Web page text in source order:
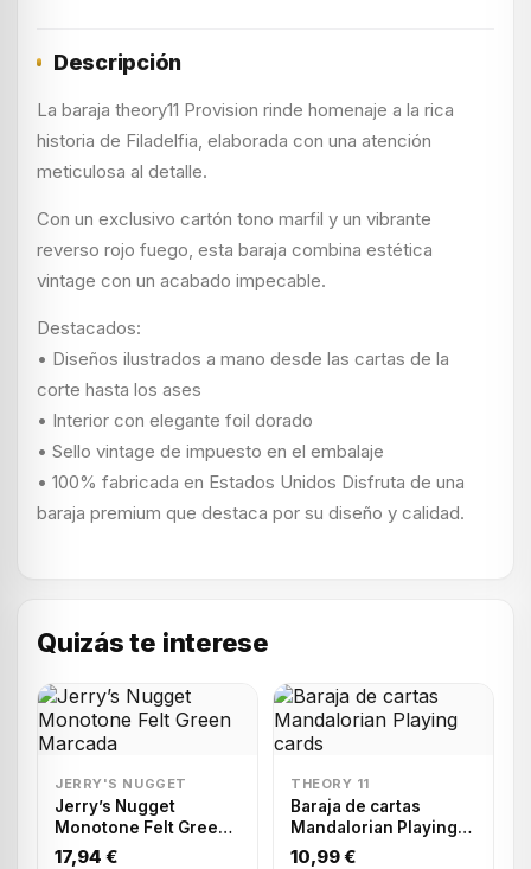
Descripción
La baraja theory11 Provision rinde homenaje a la rica
historia de Filadelfia, elaborada con una atención
meticulosa al detalle.
Con un exclusivo cartón tono marfil y un vibrante
reverso rojo fuego, esta baraja combina estética
vintage con un acabado impecable.
Destacados:
• Diseños ilustrados a mano desde las cartas de la
corte hasta los ases
• Interior con elegante foil dorado
• Sello vintage de impuesto en el embalaje
• 100% fabricada en Estados Unidos Disfruta de una
baraja premium que destaca por su diseño y calidad.
Quizás te interese
JERRY'S NUGGET
Jerry’s Nugget
Monotone Felt Green
Marcada
17,94 €
THEORY 11
Baraja de cartas
Mandalorian Playing
cards
10,99 €